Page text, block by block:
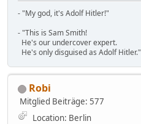
- "My god, it's Adolf Hitler!"
- "This is Sam Smith!
He's our undercover expert.
He's only disguised as Adolf Hitler."
Robi
Mitglied Beiträge: 577
Location: Berlin